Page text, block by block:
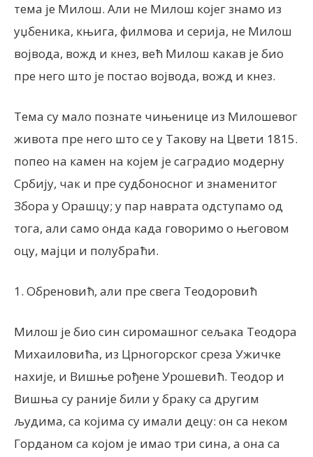
тема је Милош. Али не Милош којег знамо из
уџбеника, књига, филмова и серија, не Милош
војвода, вожд и кнез, већ Милош какав је био
пре него што је постао војвода, вожд и кнез.
Тема су мало познате чињенице из Милошевог
живота пре него што се у Такову на Цвети 1815.
попео на камен на којем је саградио модерну
Србију, чак и пре судбоносног и знаменитог
Збора у Орашцу; у пар наврата одступамо од
тога, али само онда када говоримо о његовом
оцу, мајци и полубраћи.
1. Обреновић, али пре свега Теодоровић
Милош је био син сиромашног сељака Теодора
Михаиловића, из Црногорског среза Ужичке
нахије, и Вишње рођене Урошевић. Теодор и
Вишња су раније били у браку са другим
људима, са којима су имали децу: он са неком
Горданом са којом је имао три сина, а она са